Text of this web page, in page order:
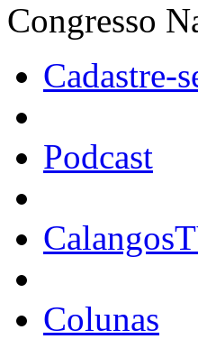
Congresso
Cadastre-
Podcast
Colunas